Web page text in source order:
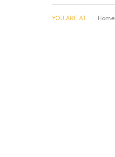
YOU ARE AT: Home